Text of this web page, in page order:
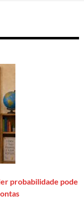
probabilidade pode